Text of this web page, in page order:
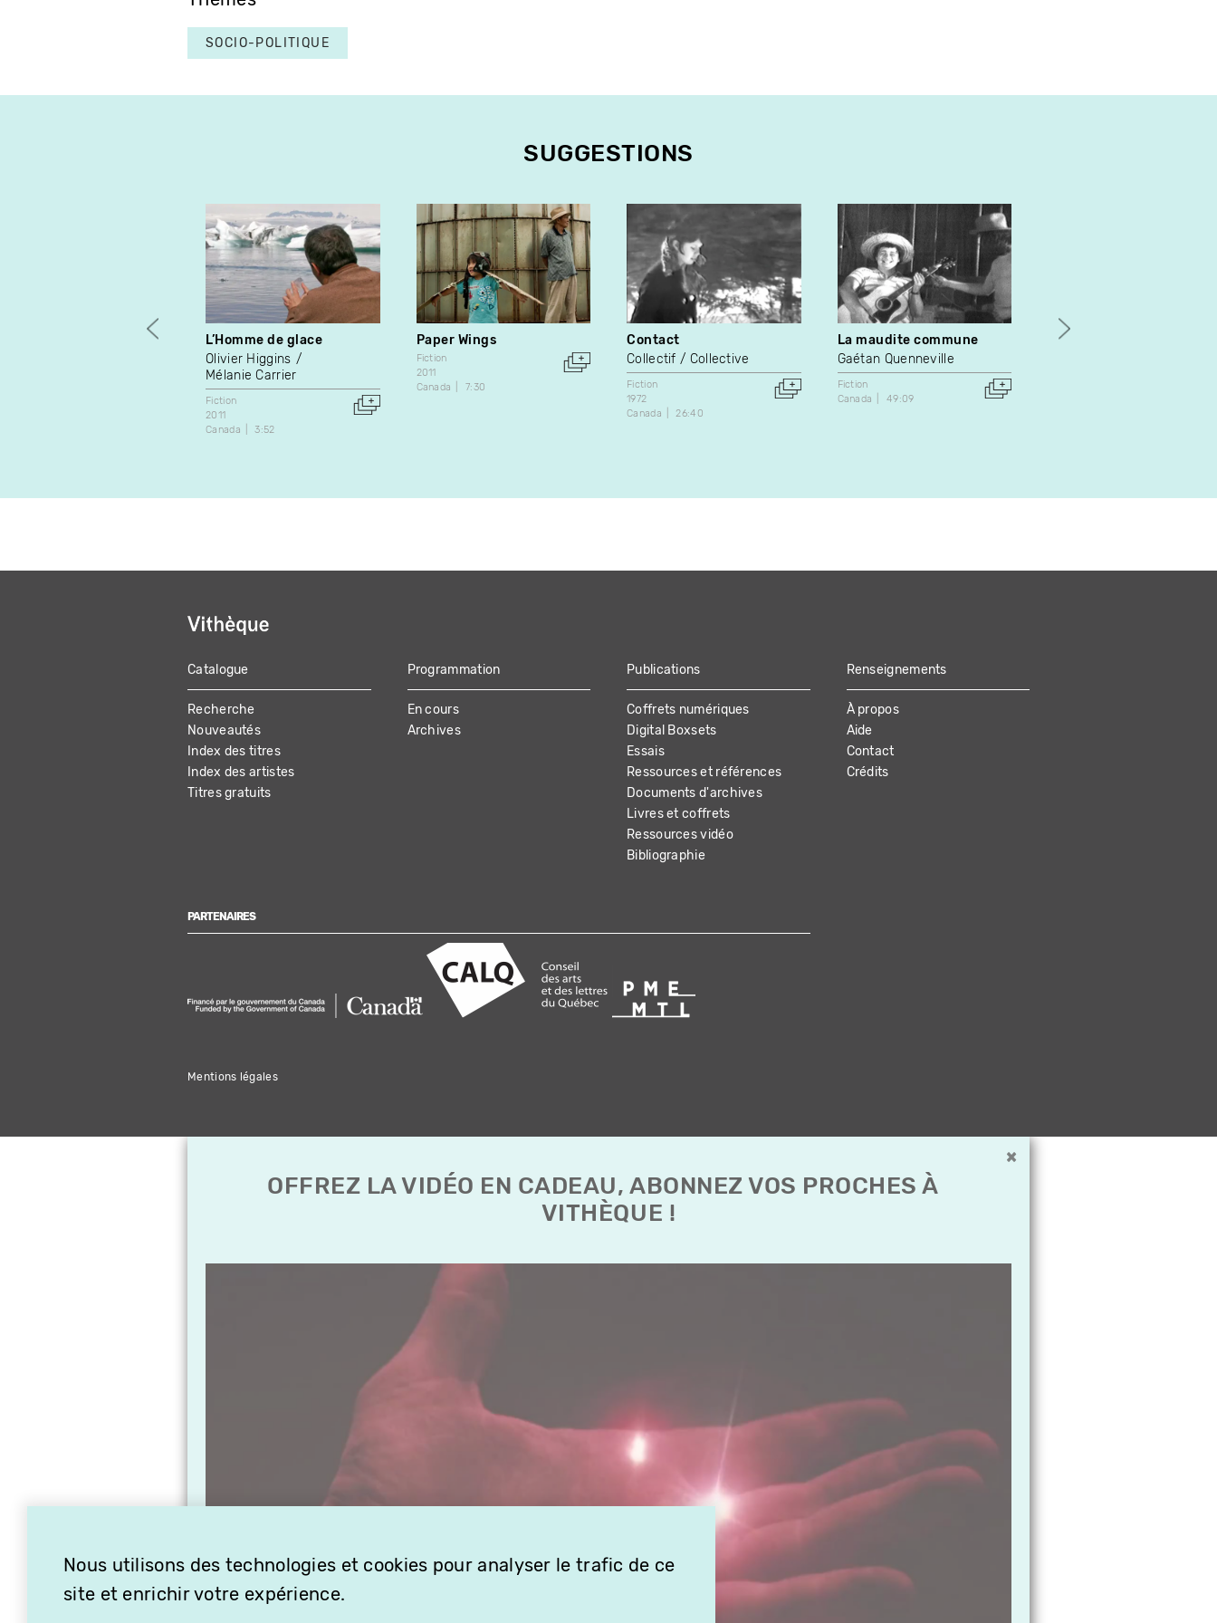
SOCIO-POLITIQUE
SUGGESTIONS
L’Homme de glace
Olivier Higgins
Mélanie Carrier
Fiction
2011
Canada
3:52
Paper Wings
Fiction
2011
Canada
7:30
Contact
Collectif / Collective
Fiction
1972
Canada
26:40
La maudite commune
Gaétan Quenneville
Fiction
Canada
49:09
Zzang toum toum
MAIN
NAVIGATION
Catalogue
Recherche
Nouveautés
Index des titres
Index des artistes
Titres gratuits
Programmation
En cours
Archives
Publications
Coffrets numériques
Digital Boxsets
Essais
Ressources et références
Documents d'archives
Livres et coffrets
Ressources vidéo
Bibliographie
Renseignements
À propos
Aide
Contact
Crédits
PARTENAIRES
Mentions légales
Nous utilisons des technologies et cookies pour analyser le trafic de ce
site et enrichir votre expérience.